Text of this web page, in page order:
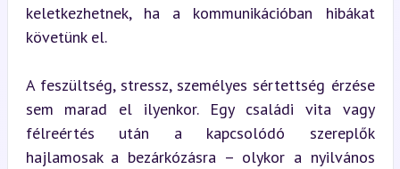
keletkezhetnek, ha a kommunikációban hibákat
követünk el.
A feszültség, stressz, személyes sértettség érzése
sem marad el ilyenkor. Egy családi vita vagy
félreértés után a kapcsolódó szereplők
hajlamosak a bezárkózásra – olykor a nyilvános